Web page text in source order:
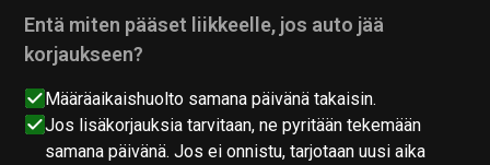
Entä miten pääset liikkeelle, jos auto jää
korjaukseen?
Määräaikaishuolto samana päivänä takaisin.
Jos lisäkorjauksia tarvitaan, ne pyritään tekemään
samana päivänä. Jos ei onnistu, tarjotaan uusi aika